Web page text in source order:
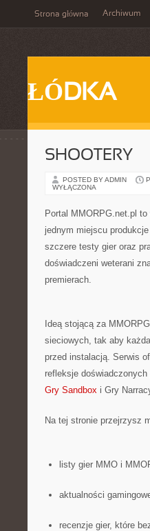
Strona główna Archiwum
ŁÓDKA
SHOOTERY
POSTED BY ADMIN
WYŁĄCZONA
Portal MMORPG.net.pl
jednym miejscu
szczere testy gier oraz
doświadczeni weterani
premierach.
Ideą stojącą za
sieciowych, tak aby
przed instalacją. Serwis
refleksje
Gry Sandbox i Gry
Na tej stronie przejrzysz
listy gier MMO i
aktualności
recenzje gier, które